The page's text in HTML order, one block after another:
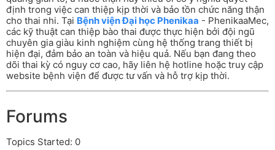
định trong việc can thiệp kịp thời và bảo tồn chức năng thận
cho thai nhi. Tại Bệnh viện Đại học Phenikaa - PhenikaaMec,
các kỹ thuật can thiệp bào thai được thực hiện bởi đội ngũ
chuyên gia giàu kinh nghiệm cùng hệ thống trang thiết bị
hiện đại, đảm bảo an toàn và hiệu quả. Nếu bạn đang theo
dõi thai kỳ có nguy cơ cao, hãy liên hệ hotline hoặc truy cập
website bệnh viện để được tư vấn và hỗ trợ kịp thời.
Forums
Topics Started: 0